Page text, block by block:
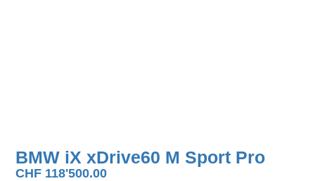
BMW iX xDrive60 M Sport Pro
CHF 118'500.00